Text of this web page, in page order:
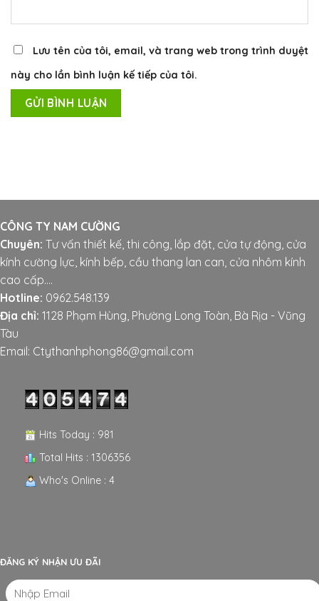
Lưu tên của tôi, email, và trang web trong trình duyệt
này cho lần bình luận kế tiếp của tôi.
CÔNG TY NAM CƯỜNG
Chuyên: Tư vấn thiết kế, thi công, lắp đặt, cửa tự động, cửa
kính cường lực, kính bếp, cầu thang lan can, cửa nhôm kính
cao cấp....
Hotline: 0962.548.139
Địa chỉ: 1128 Phạm Hùng, Phường Long Toàn, Bà Rịa - Vũng
Tàu
Email: Ctythanhphong86@gmail.com
Hits Today : 981
Total Hits : 1306356
Who's Online : 4
ĐĂNG KÝ NHẬN ƯU ĐÃI